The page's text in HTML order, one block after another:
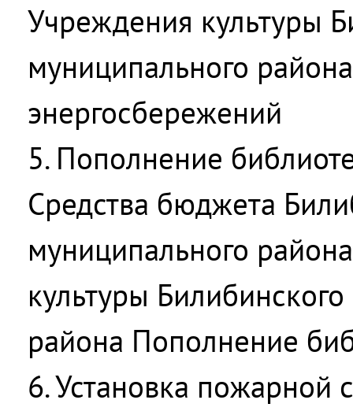
Учреждения культуры
муниципального
энергосбережений
5. Пополнение
Средства бюджета
муниципального
культуры
района Пополнение
6. Установка пожарной